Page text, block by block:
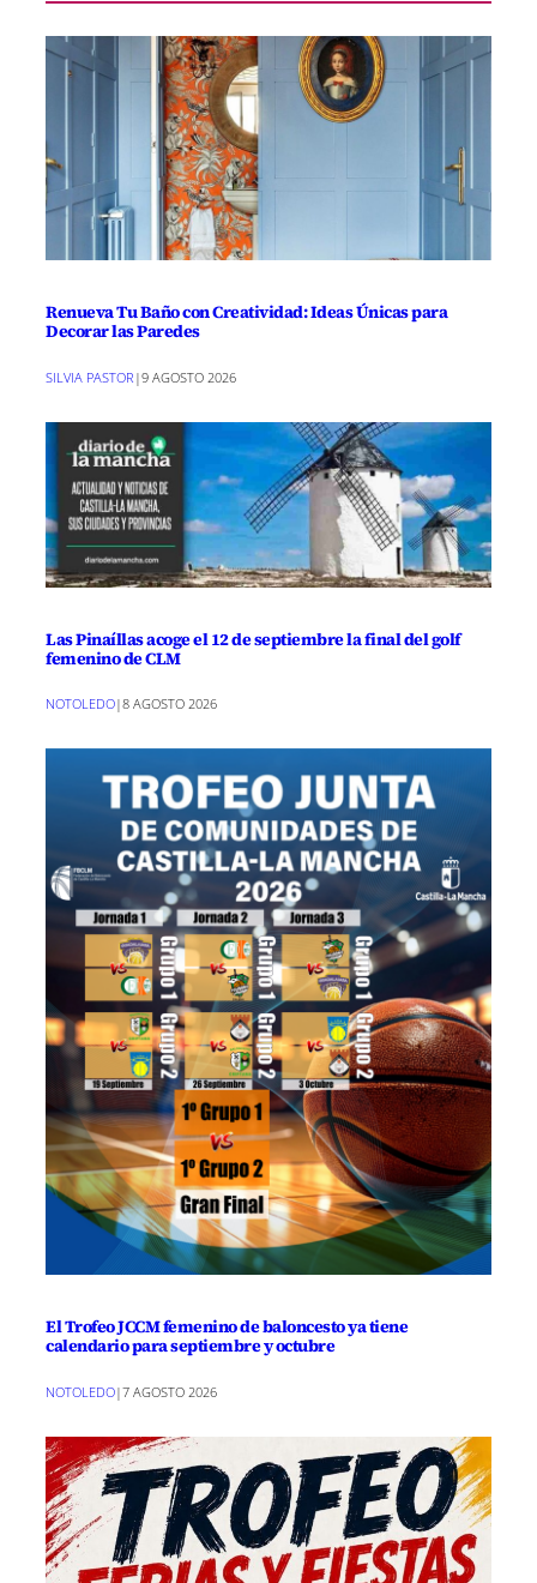
Renueva Tu Baño con Creatividad: Ideas Únicas para
Decorar las Paredes
SILVIA PASTOR |9 AGOSTO 2026
Las Pinaíllas acoge el 12 de septiembre la final del golf
femenino de CLM
NOTOLEDO|8 AGOSTO 2026
El Trofeo JCCM femenino de baloncesto ya tiene
calendario para septiembre y octubre
NOTOLEDO|7 AGOSTO 2026